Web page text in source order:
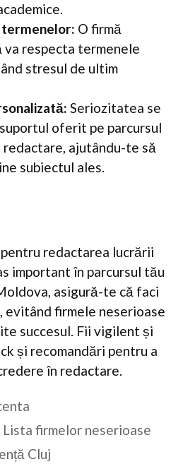
O firmă
respecta termenele
stresul de ultim
Seriozitatea se
oferit pe parcursul
redactare, ajutându-te să
subiectul ales.
redactarea lucrării
important în parcursul tău
asigură-te că faci
evitând firmele neserioase
succesul. Fii vigilent și
și recomandări pentru a
în redactare.
firmelor neserioase
Cluj